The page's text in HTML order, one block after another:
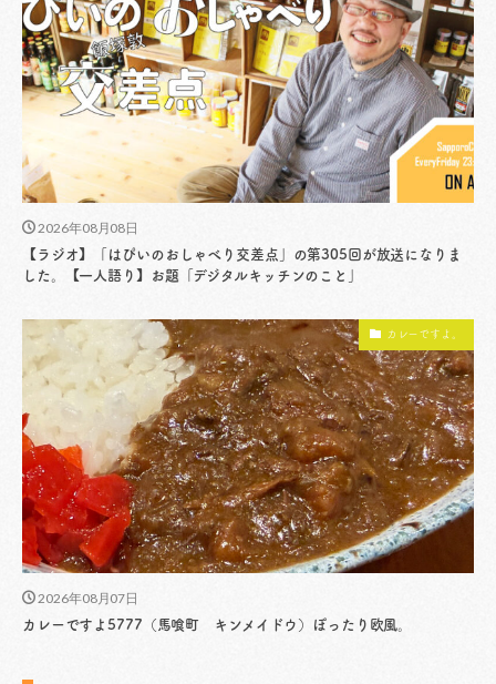
2026年08月08日
【ラジオ】「はぴいのおしゃべり交差点」の第305回が放送になりま
した。【一人語り】お題「デジタルキッチンのこと」
カレーですよ。
2026年08月07日
カレーですよ5777（馬喰町 キンメイドウ）ぽったり欧風。